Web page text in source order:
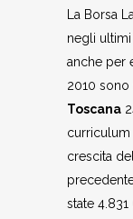
La Borsa
negli
anche per
2010
Toscana
curriculum
crescita
state